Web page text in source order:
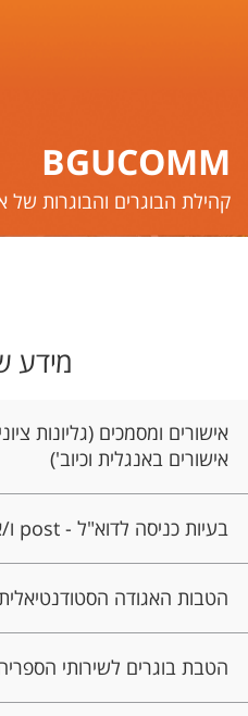
BGUCOMM
​​​​​קהילת הבוגרים והבוגרות של
מידע
אישורים ומסמכים (גליונות
אישורים באנגלית וכיוב')
בעיות כניסה לדוא"ל - post ו/או שחזור סיסמא
הטבות האגודה
הטבת בוגרים לשירותי